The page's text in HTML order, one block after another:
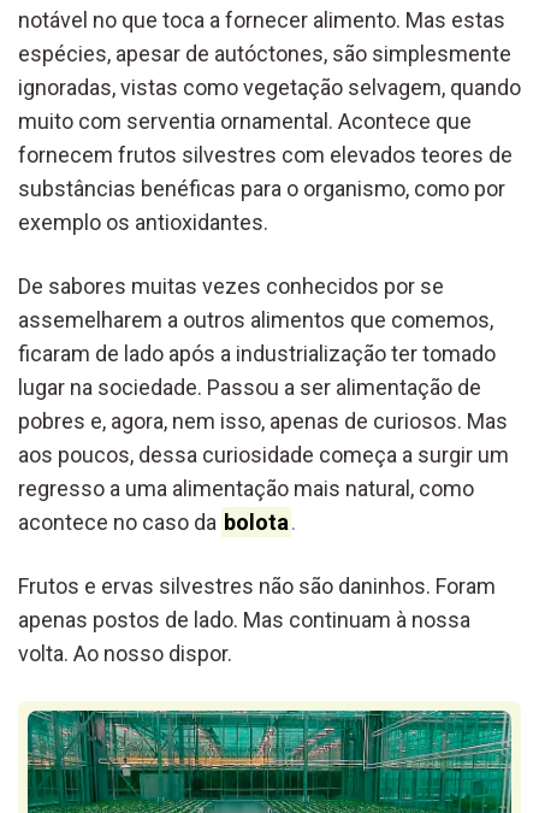
notável no que toca a fornecer alimento. Mas estas
espécies, apesar de autóctones, são simplesmente
ignoradas, vistas como vegetação selvagem, quando
muito com serventia ornamental. Acontece que
fornecem frutos silvestres com elevados teores de
substâncias benéficas para o organismo, como por
exemplo os antioxidantes.
De sabores muitas vezes conhecidos por se
assemelharem a outros alimentos que comemos,
ficaram de lado após a industrialização ter tomado
lugar na sociedade. Passou a ser alimentação de
pobres e, agora, nem isso, apenas de curiosos. Mas
aos poucos, dessa curiosidade começa a surgir um
regresso a uma alimentação mais natural, como
acontece no caso da bolota.
Frutos e ervas silvestres não são daninhos. Foram
apenas postos de lado. Mas continuam à nossa
volta. Ao nosso dispor.